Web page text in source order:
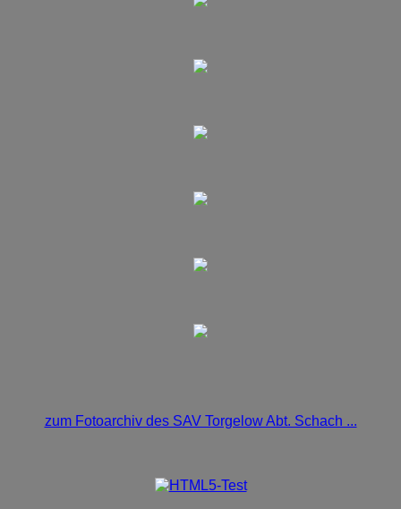
zum Fotoarchiv des SAV Torgelow Abt. Schach ...